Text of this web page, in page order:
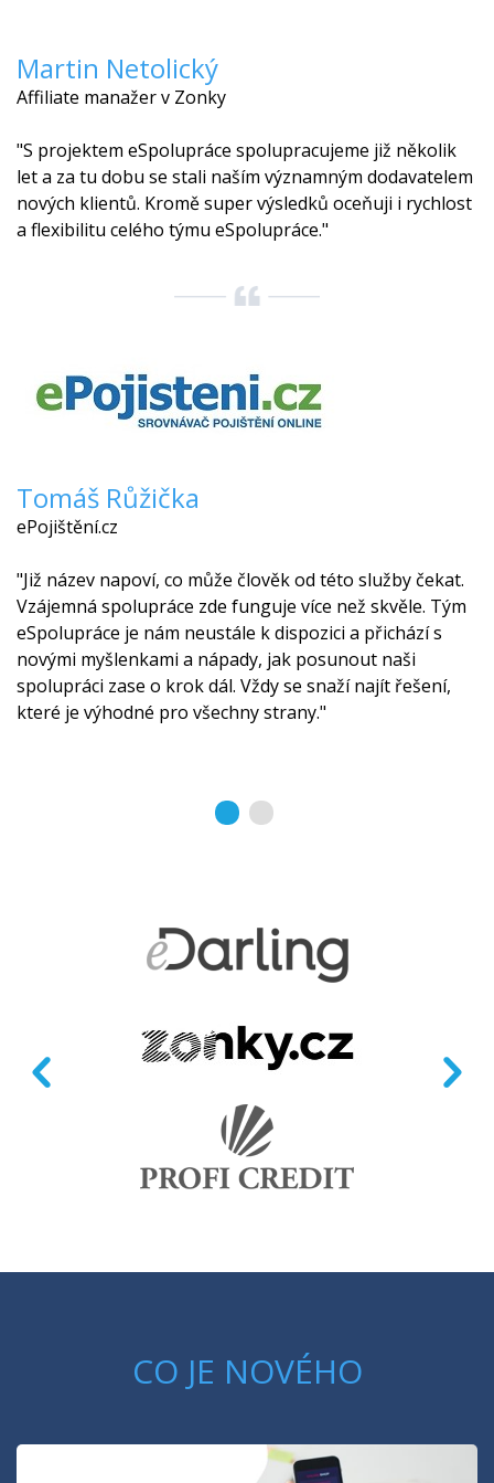
Martin Netolický
Affiliate manažer v Zonky
"S projektem eSpolupráce spolupracujeme již několik
let a za tu dobu se stali naším významným dodavatelem
nových klientů. Kromě super výsledků oceňuji i rychlost
a flexibilitu celého týmu eSpolupráce."
Tomáš Růžička
ePojištění.cz
"Již název napoví, co může člověk od této služby čekat.
Vzájemná spolupráce zde funguje více než skvěle. Tým
eSpolupráce je nám neustále k dispozici a přichází s
novými myšlenkami a nápady, jak posunout naši
spolupráci zase o krok dál. Vždy se snaží najít řešení,
které je výhodné pro všechny strany."
Předchozí
CO JE NOVÉHO